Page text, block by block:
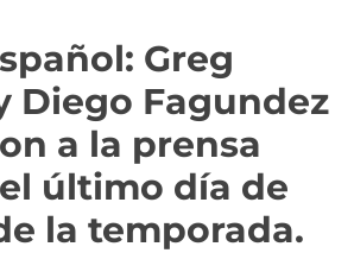
Greg
Diego Fagundez
a la prensa
último día de
la temporada.